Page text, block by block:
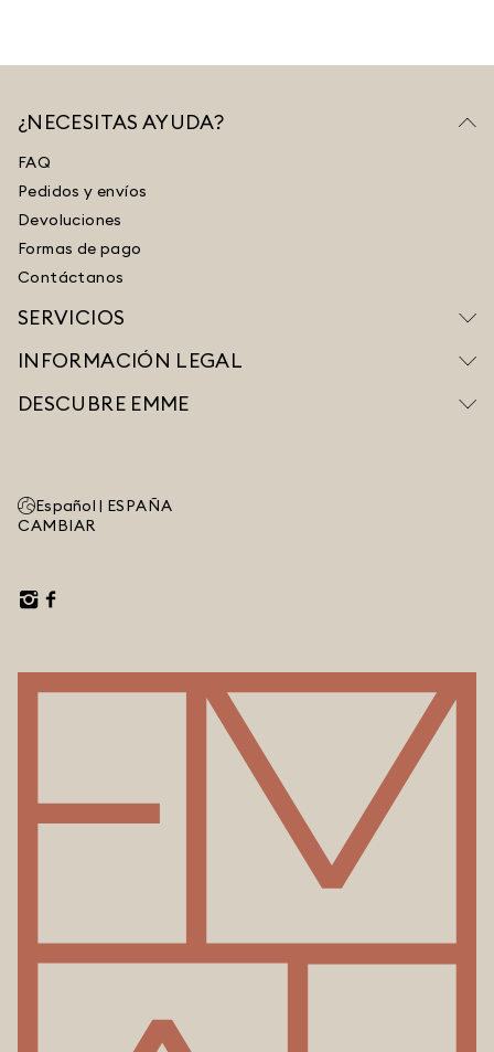
¿NECESITAS AYUDA?
FAQ
Pedidos y envíos
Devoluciones
Formas de pago
Contáctanos
SERVICIOS
INFORMACIÓN LEGAL
DESCUBRE EMME
Español | ESPAÑA
CAMBIAR